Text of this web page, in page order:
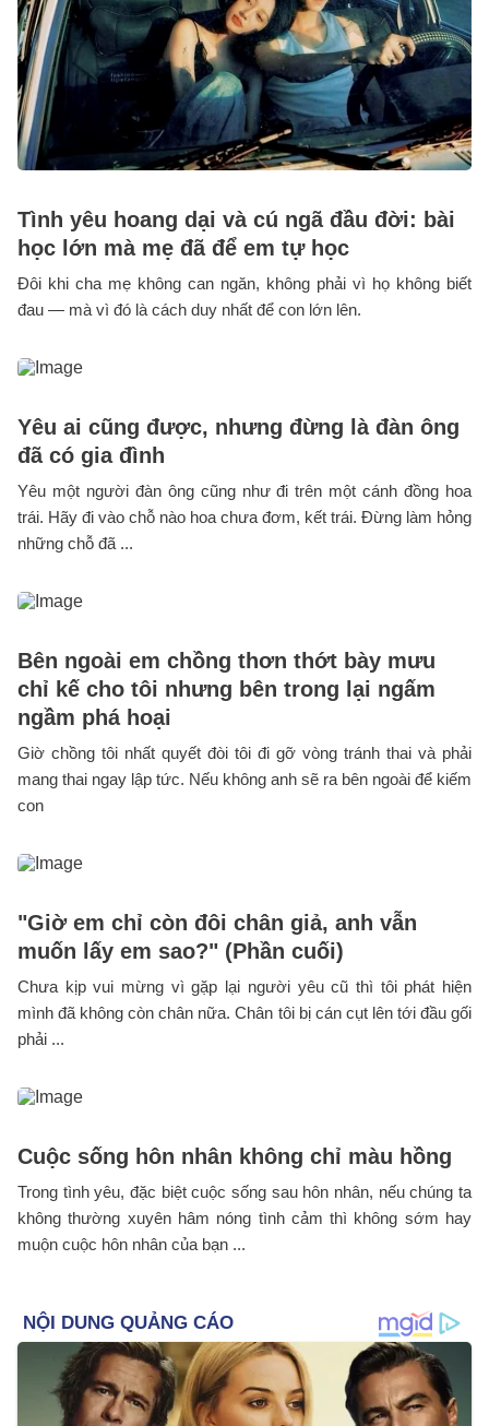
Tình yêu hoang dại và cú ngã đầu đời: bài
học lớn mà mẹ đã để em tự học
Đôi khi cha mẹ không can ngăn, không phải vì họ không biết
đau — mà vì đó là cách duy nhất để con lớn lên.
Yêu ai cũng được, nhưng đừng là đàn ông
đã có gia đình
Yêu một người đàn ông cũng như đi trên một cánh đồng hoa
trái. Hãy đi vào chỗ nào hoa chưa đơm, kết trái. Đừng làm hỏng
những chỗ đã ...
Bên ngoài em chồng thơn thớt bày mưu
chỉ kế cho tôi nhưng bên trong lại ngấm
ngầm phá hoại
Giờ chồng tôi nhất quyết đòi tôi đi gỡ vòng tránh thai và phải
mang thai ngay lập tức. Nếu không anh sẽ ra bên ngoài để kiếm
con
"Giờ em chỉ còn đôi chân giả, anh vẫn
muốn lấy em sao?" (Phần cuối)
Chưa kịp vui mừng vì gặp lại người yêu cũ thì tôi phát hiện
mình đã không còn chân nữa. Chân tôi bị cán cụt lên tới đầu gối
phải ...
Cuộc sống hôn nhân không chỉ màu hồng
Trong tình yêu, đặc biệt cuộc sống sau hôn nhân, nếu chúng ta
không thường xuyên hâm nóng tình cảm thì không sớm hay
muộn cuộc hôn nhân của bạn ...